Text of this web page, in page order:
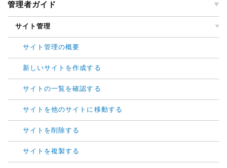
管理者ガイド
サイト管理
サイト管理の概要
新しいサイトを作成する
サイトの一覧を確認する
サイトを他のサイトに移動する
サイトを削除する
サイトを複製する